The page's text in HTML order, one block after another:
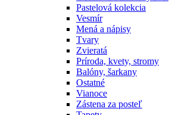
Pastelová kolekcia
Vesmír
Mená a nápisy
Tvary
Zvieratá
Príroda, kvety, stromy
Balóny, šarkany
Ostatné
Vianoce
Zástena za posteľ